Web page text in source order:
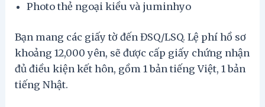
Photo thẻ ngoại kiều và juminhyo
Bạn mang các giấy tờ đến ĐSQ/LSQ. Lệ phí hồ sơ
khoảng 12,000 yên, sẽ được cấp giấy chứng nhận
đủ điều kiện kết hôn, gồm 1 bản tiếng Việt, 1 bản
tiếng Nhật.